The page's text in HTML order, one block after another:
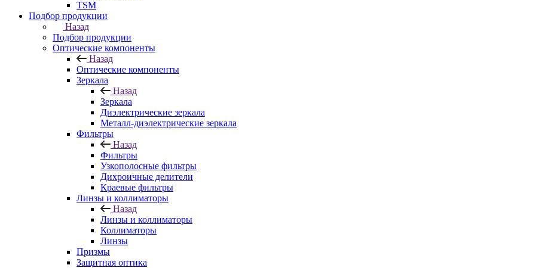
TSM
Подбор продукции
Назад
Подбор продукции
Оптические компоненты
Назад
Оптические компоненты
Зеркала
Назад
Зеркала
Диэлектрические зеркала
Металл-диэлектрические зеркала
Фильтры
Назад
Фильтры
Узкополосные фильтры
Дихроичные делители
Краевые фильтры
Линзы и коллиматоры
Назад
Линзы и коллиматоры
Коллиматоры
Линзы
Призмы
Защитная оптика